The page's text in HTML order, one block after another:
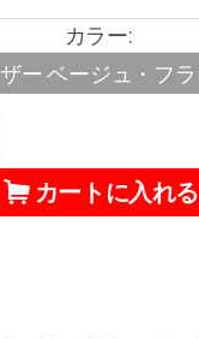
カラー:
カートに入れる